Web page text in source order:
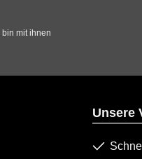
mit ihnen
Unsere